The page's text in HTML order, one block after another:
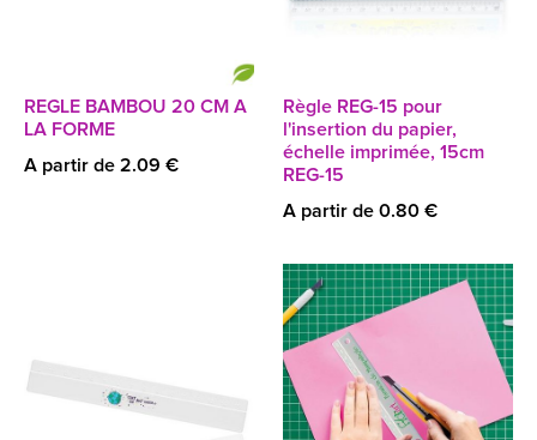
REGLE BAMBOU 20 CM A
LA FORME
A partir de 2.09 €
Règle REG-15 pour
l'insertion du papier,
échelle imprimée, 15cm
REG-15
A partir de 0.80 €